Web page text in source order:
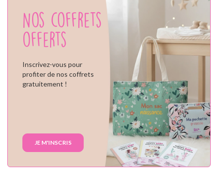
Nos coffrets
offerts
Inscrivez-vous pour
profiter de nos coffrets
gratuitement !
JE M'INSCRIS